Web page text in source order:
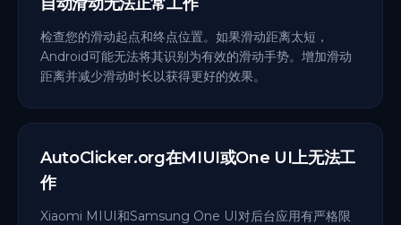
检查您的滑动起点和终点位置。如果滑动距离太短，
Android可能无法将其识别为有效的滑动手势。增加滑动
距离并减少滑动时长以获得更好的效果。
AutoClicker.org在MIUI或One UI上无法工
作
Xiaomi MIUI和Samsung One UI对后台应用有严格限